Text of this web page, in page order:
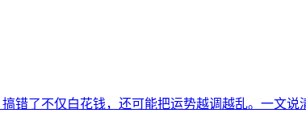
错了不仅白花钱，还可能把运势越调越乱。一文